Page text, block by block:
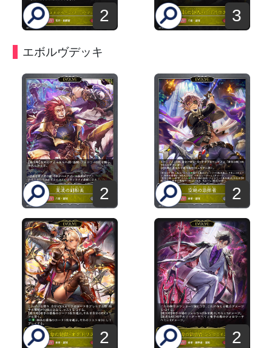
2 3
エボルヴデッキ
2 2
2 2